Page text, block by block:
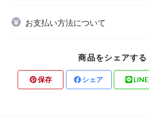
お支払い方法について
商品をシェアする
保存 シェア LINE